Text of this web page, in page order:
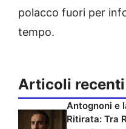
polacco fuori per
tempo.
Articoli recenti
Antognoni e
Ritirata: Tra